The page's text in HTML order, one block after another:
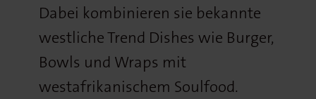
Dabei kombinieren sie bekannte
westliche Trend Dishes wie Burger,
Bowls und Wraps mit
westafrikanischem Soulfood.